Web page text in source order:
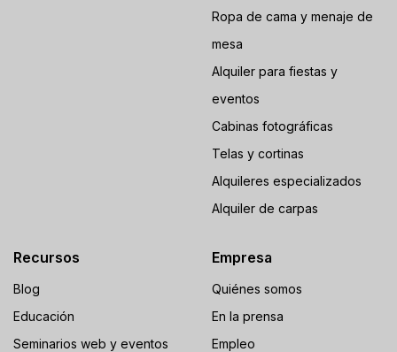
Ropa de cama y menaje de
mesa
Alquiler para fiestas y
eventos
Cabinas fotográficas
Telas y cortinas
Alquileres especializados
Alquiler de carpas
Recursos
Blog
Educación
Seminarios web y eventos
Empresa
Quiénes somos
En la prensa
Empleo